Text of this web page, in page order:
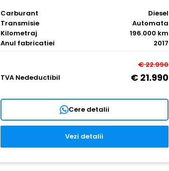
Carburant
Diesel
Transmisie
Automata
Kilometraj
196.000 km
Anul fabricatiei
2017
€ 22.990
TVA Nedeductibil
€ 21.990
Cere detalii
Vezi detalii